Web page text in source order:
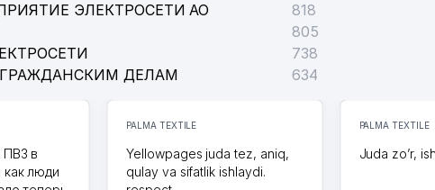
ЭЛЕКТРОСЕТИ АО
818
805
738
ДЕЛАМ 634
ПВЗ в
люди
PALMA TEXTILE
Yellowpages juda tez, aniq,
qulay va sifatlik ishlaydi.
PALMA TEXTILE
Juda zo’r,